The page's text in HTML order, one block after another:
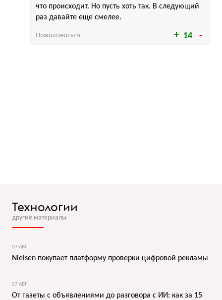
14
что происходит. Но пусть хоть так. В следующий
раз давайте еще смелее.
Пожаловаться
Технологии
другие материалы
07 АВГ
Nielsen покупает платформу проверки цифровой рекламы
07 АВГ
От газеты с объявлениями до разговора с ИИ: как за 15